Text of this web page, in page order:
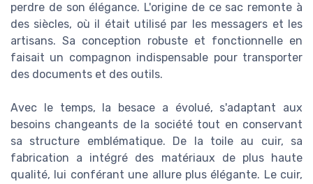
perdre de son élégance. L'origine de ce sac remonte à
des siècles, où il était utilisé par les messagers et les
artisans. Sa conception robuste et fonctionnelle en
faisait un compagnon indispensable pour transporter
des documents et des outils.
Avec le temps, la besace a évolué, s'adaptant aux
besoins changeants de la société tout en conservant
sa structure emblématique. De la toile au cuir, sa
fabrication a intégré des matériaux de plus haute
qualité, lui conférant une allure plus élégante. Le cuir,